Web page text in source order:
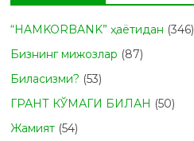
“HAMKORBANK” ҳаётидан (346)
Бизнинг мижозлар (87)
Биласизми? (53)
ГРАНТ КЎМАГИ БИЛАН (50)
Жамият (54)